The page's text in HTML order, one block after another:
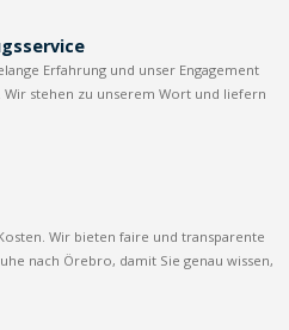
Erfahrung und unser Engagement
stehen zu unserem Wort und liefern
Wir bieten faire und transparente
nach Örebro, damit Sie genau wissen,